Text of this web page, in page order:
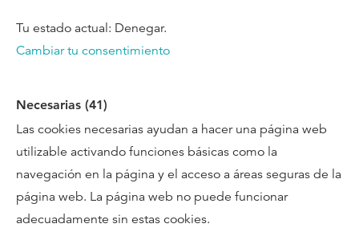
Tu estado actual: Denegar.
Cambiar tu consentimiento
Necesarias (41)
Las cookies necesarias ayudan a hacer una página web
utilizable activando funciones básicas como la
navegación en la página y el acceso a áreas seguras de la
página web. La página web no puede funcionar
adecuadamente sin estas cookies.